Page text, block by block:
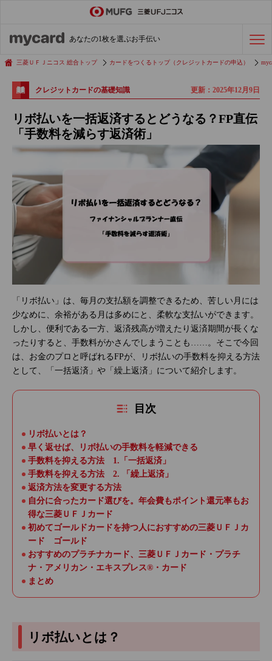
あなたの1枚を選ぶお手伝い
会社経費の支払い 効率化術
三菱ＵＦＪニコス 総合トップ カードをつくるトップ（クレジットカードの申込）
クレジットカードの基礎知識 更新：2025年12月9日
リボ払いを一括返済するとどうなる？FP直伝
「手数料を減らす返済術」
「リボ払い」は、毎月の支払額を調整できるため、苦しい月には
少なめに、余裕がある月は多めにと、柔軟な支払いができます。
しかし、便利である一方、返済残高が増えたり返済期間が長くな
ったりすると、手数料がかさんでしまうことも……。そこで今回
は、お金のプロと呼ばれるFPが、リボ払いの手数料を抑える方法
として、「一括返済」や「繰上返済」について紹介します。
目次
リボ払いとは？
早く返せば、リボ払いの手数料を軽減できる
手数料を抑える方法 1.「一括返済」
手数料を抑える方法 2. 「繰上返済」
返済方法を変更する方法
自分に合ったカード選びを。年会費もポイント還元率もお
得な三菱ＵＦＪカード
初めてゴールドカードを持つ人におすすめの三菱ＵＦＪカ
ード ゴールド
おすすめのプラチナカード、三菱ＵＦＪカード・プラチ
ナ・アメリカン・エキスプレス®・カード
まとめ
リボ払いとは？